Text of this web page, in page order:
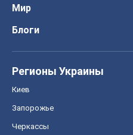
Мир
Блоги
Регионы Украины
Киев
Запорожье
Черкассы